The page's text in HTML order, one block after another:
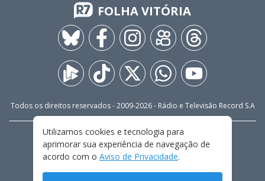
FOLHA VITÓRIA
Todos os direitos reservados - 2009-2026- Rádio e Televisão Record S.A
FALE CONOSCO
PRIVACIDADE
TERMOS E CONDIÇÕES DE USO
Utilizamos cookies e tecnologia para
aprimorar sua experiência de navegação de
acordo com o Aviso de Privacidade.